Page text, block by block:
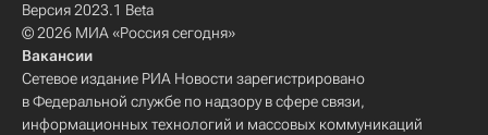
Версия 2023.1 Beta
© 2026 МИА «Россия сегодня»
Вакансии
Сетевое издание РИА Новости зарегистрировано
в Федеральной службе по надзору в сфере связи,
информационных технологий и массовых коммуникаций